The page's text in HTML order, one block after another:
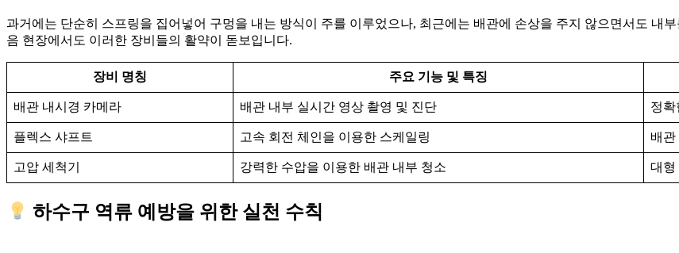
과거에는 단순히 스프링을 집어넣어 구멍을 내는 방식이 주를 이루었으나, 최근에는 배관에 손상을 주지 않으면서도 내
음 현장에서도 이러한 장비들의 활약이 돋보입니다.
장비 명칭 주요 기능 및 특징
배관 내시경 카메라 배관 내부 실시간 영상 촬영 및 진단 정확
플렉스 샤프트 고속 회전 체인을 이용한 스케일링 배관
고압 세척기 강력한 수압을 이용한 배관 내부 청소 대형
하수구 역류 예방을 위한 실천 수칙